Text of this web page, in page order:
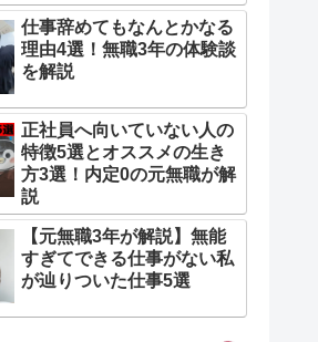
仕事辞めてもなんとかなる
理由4選！無職3年の体験談
を解説
正社員へ向いていない人の
特徴5選とオススメの生き
方3選！内定0の元無職が解
説
【元無職3年が解説】無能
すぎてできる仕事がない私
が辿りついた仕事5選